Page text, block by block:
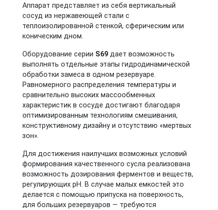
Аппарат представляет из себя вертикальный
сосуд из нержавеющей стали с
теплоизолированной стенкой, сферическим или
коническим дном.
Оборудование серии S69 дает возможность
выполнять отдельные этапы гидродинамической
обработки замеса в одном резервуаре.
Равномерного распределения температуры и
сравнительно высоких массообменных
характеристик в сосуде достигают благодаря
оптимизированным технологиям смешивания,
конструктивному дизайну и отсутствию «мертвых
зон».
Для достижения наилучших возможных условий
формирования качественного сусла реализована
возможность дозирования ферментов и веществ,
регулирующих рН. В случае малых емкостей это
делается с помощью припуска на поверхность,
для больших резервуаров — требуются